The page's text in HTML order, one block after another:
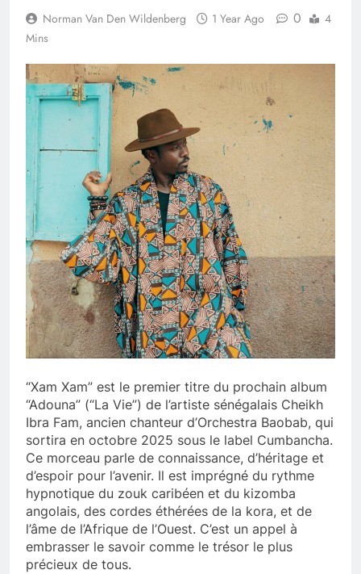
Norman Van Den Wildenberg 1 Year Ago 0
4
Mins
“Xam Xam” est le premier titre du prochain album
“Adouna” (“La Vie”) de l’artiste sénégalais Cheikh
Ibra Fam, ancien chanteur d’Orchestra Baobab, qui
sortira en octobre 2025 sous le label Cumbancha.
Ce morceau parle de connaissance, d’héritage et
d’espoir pour l’avenir. Il est imprégné du rythme
hypnotique du zouk caribéen et du kizomba
angolais, des cordes éthérées de la kora, et de
l’âme de l’Afrique de l’Ouest. C’est un appel à
embrasser le savoir comme le trésor le plus
précieux de tous.